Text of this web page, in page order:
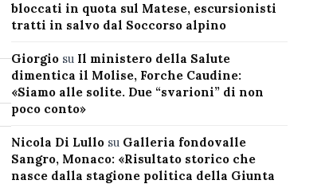
bloccati in quota sul Matese, escursionisti
tratti in salvo dal Soccorso alpino
Giorgiosu Il ministero della Salute
dimentica il Molise, Forche Caudine:
«Siamo alle solite. Due “svarioni” di non
poco conto»
Nicola Di Lullosu Galleria fondovalle
Sangro, Monaco: «Risultato storico che
nasce dalla stagione politica della Giunta